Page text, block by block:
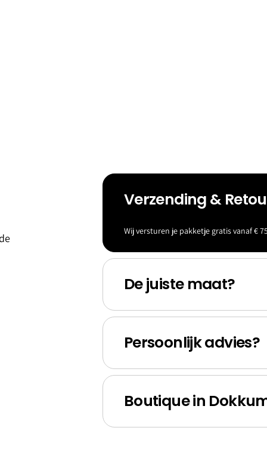
&
Baller
ina's
Verzending &
Wij versturen je pakketje gratis vanaf €
De juiste maat?
Persoonlijk advies?
Boutique in